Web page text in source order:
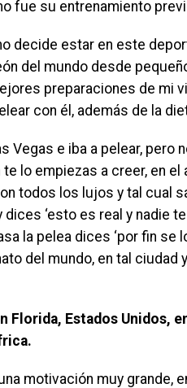
fue su entrenamiento
decide estar en este
del mundo desde
preparaciones de mi
con él, además de la
Vegas e iba a pelear, pero
lo empiezas a creer, en el
todos los lujos y tal cual
‘esto es real y nadie
la pelea dices ‘por fin se
del mundo, en tal ciudad
Florida, Estados Unidos,
motivación muy grande,